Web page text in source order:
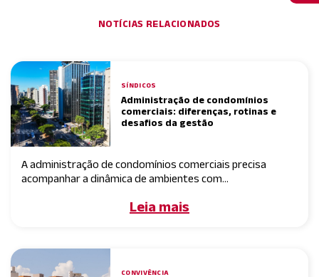
NOTÍCIAS RELACIONADOS
SÍNDICOS
Administração de condomínios
comerciais: diferenças, rotinas e
desafios da gestão
A administração de condomínios comerciais precisa
acompanhar a dinâmica de ambientes com...
Leia mais
CONVIVÊNCIA